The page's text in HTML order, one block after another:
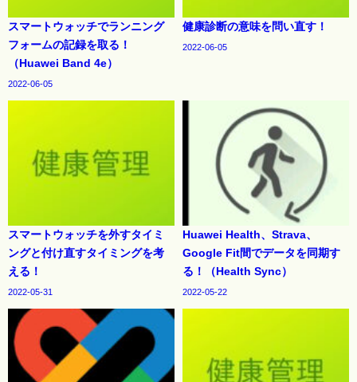
スマートウォッチでランニング
フォームの記録を取る！
（Huawei Band 4e）
2022-06-05
健康診断の意味を問い直す！
2022-06-05
スマートウォッチを外すタイミ
ングと付け直すタイミングを考
える！
2022-05-31
Huawei Health、Strava、
Google Fit間でデータを同期す
る！（Health Sync）
2022-05-22